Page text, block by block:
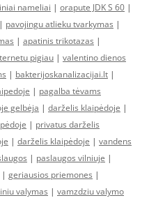
nameliai | orapute JDK S 60 |
| pavojingu atlieku tvarkymas |
| apatinis trikotazas |
pigiau | valentino dienos
| bakterijoskanalizacijai.lt |
| pagalba tėvams
gelbėja | darželis klaipėdoje |
| privatus darželis
| darželis klaipėdoje | vandens
| paslaugos vilniuje |
| geriausios priemones |
valymas | vamzdziu valymo